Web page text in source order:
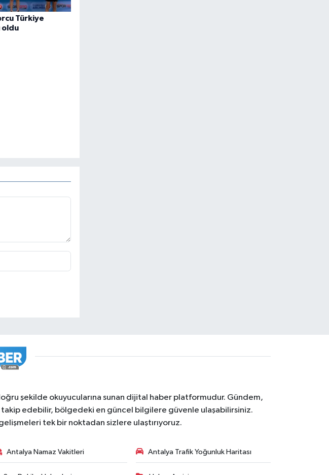
Türkiye
oldu
şekilde okuyucularına sunan dijital haber platformudur. Gündem,
edebilir, bölgedeki en güncel bilgilere güvenle ulaşabilirsiniz.
tek bir noktadan sizlere ulaştırıyoruz.
Antalya Namaz Vakitleri Antalya Trafik Yoğunluk Haritası